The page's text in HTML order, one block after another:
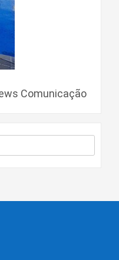
Comunicação